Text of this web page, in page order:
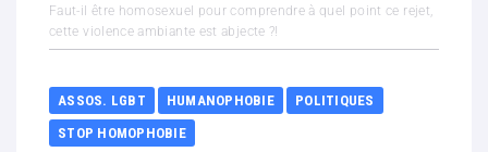
Contenus litigieux
Nous soutenir
Boutique
Faut-il être homosexuel pour comprendre à quel point ce rejet,
cette violence ambiante est abjecte ?!
ASSOS. LGBT HUMANOPHOBIE
POLITIQUES
STOP HOMOPHOBIE